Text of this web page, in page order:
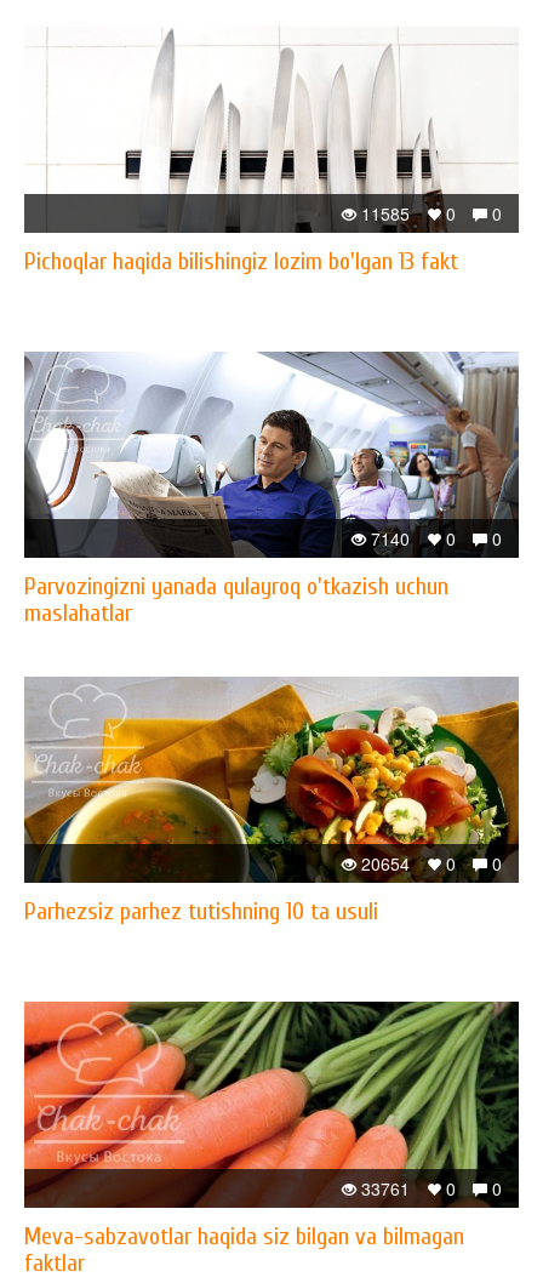
0
0
11585
Pichoqlar haqida bilishingiz lozim bo'lgan 13 fakt
0
0
7140
Parvozingizni yanada qulayroq o'tkazish uchun
maslahatlar
0
0
20654
Parhezsiz parhez tutishning 10 ta usuli
0
0
33761
Meva-sabzavotlar haqida siz bilgan va bilmagan
faktlar